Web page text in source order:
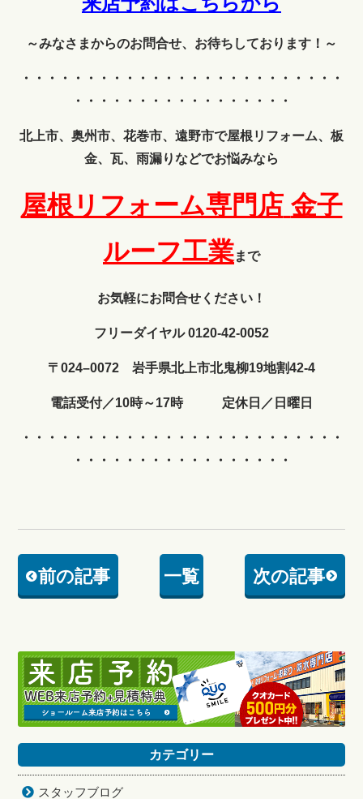
～みなさまからのお問合せ、お待ちしております！～
・・・・・・・・・・・・
・・・・・・・・・・・・・
・・・・・・・・・・・・・・・・・
北上市、奥州市、花巻市、遠野市で屋根リフォーム、板
金、瓦、雨漏りなどでお悩みなら
屋根リフォーム専門店 金子
ルーフ工業まで
お気軽にお問合せください！
フリーダイヤル 0120-42-0052
〒024–0072 岩手県北上市北鬼柳19地割42-4
電話受付／10時～17時 定休日／日曜日
・・・・・・・・・・・・
・・・・・・・・・・・・・
・・・・・・・・・・・・・・・・・
前の記事 一覧 次の記事
カテゴリー
スタッフブログ